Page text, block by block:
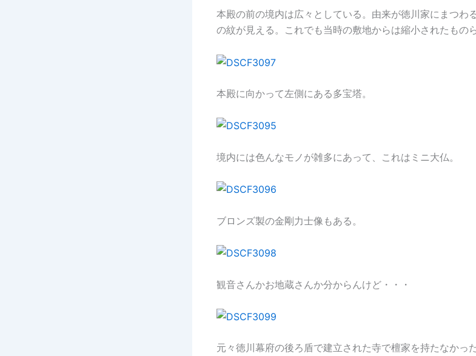
本殿の前の境内は広々としている。由来が徳川家にまつわ
の紋が見える。これでも当時の敷地からは縮小されたものら
本殿に向かって左側にある多宝塔。
境内には色んなモノが雑多にあって、これはミニ大仏。
ブロンズ製の金剛力士像もある。
観音さんかお地蔵さんか分からんけど・・・
元々徳川幕府の後ろ盾で建立された寺で檀家を持たなかっ